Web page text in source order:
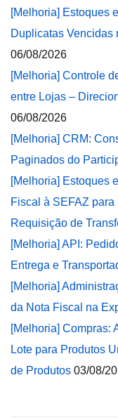
[Melhoria] Estoques
Duplicatas Vencidas
06/08/2026
[Melhoria] Controle
entre Lojas –
06/08/2026
[Melhoria] CRM:
Paginados do
[Melhoria] Estoques
Fiscal à SEFAZ
Requisição de
[Melhoria] API:
Entrega e
[Melhoria]
da Nota Fiscal na
[Melhoria] Compras:
Lote para Produtos
de Produtos 03/08/